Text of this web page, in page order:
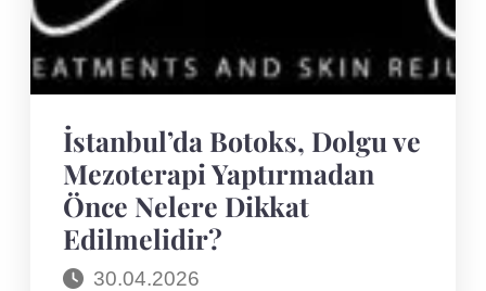
İstanbul’da Botoks, Dolgu ve
Mezoterapi Yaptırmadan
Önce Nelere Dikkat
Edilmelidir?
30.04.2026